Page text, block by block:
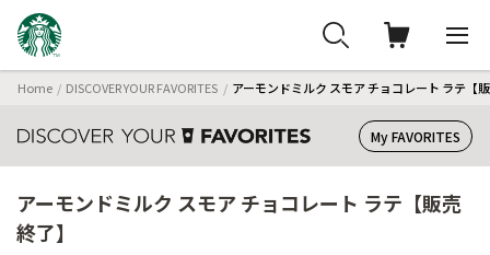
Home DISCOVER YOUR FAVORITES アーモンドミルク スモア チョコレート ラテ【
My FAVORITES
アーモンドミルク スモア チョコレート ラテ【販売
終了】